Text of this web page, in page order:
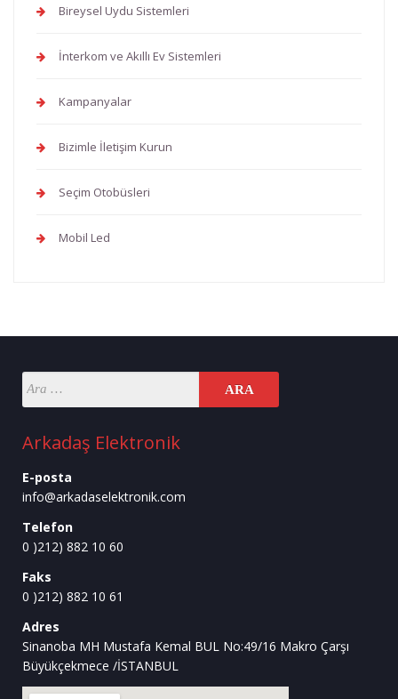
Bireysel Uydu Sistemleri
İnterkom ve Akıllı Ev Sistemleri
Kampanyalar
Bizimle İletişim Kurun
Seçim Otobüsleri
Mobil Led
Arkadaş Elektronik
E-posta
info@arkadaselektronik.com
Telefon
0 )212) 882 10 60
Faks
0 )212) 882 10 61
Adres
Sinanoba MH Mustafa Kemal BUL No:49/16 Makro Çarşı
Büyükçekmece /İSTANBUL